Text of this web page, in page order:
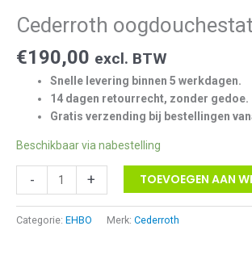
Cederroth
€190,00 excl. BTW
Snelle levering binnen 5 werkdagen.
14 dagen retourrecht, zonder gedoe.
Gratis verzending bij bestellingen
Beschikbaar via nabestelling
-
Cederroth
oogdouchestation
aantal
+ TOEVOEGEN AAN
Categorie: EHBO Merk: Cederroth